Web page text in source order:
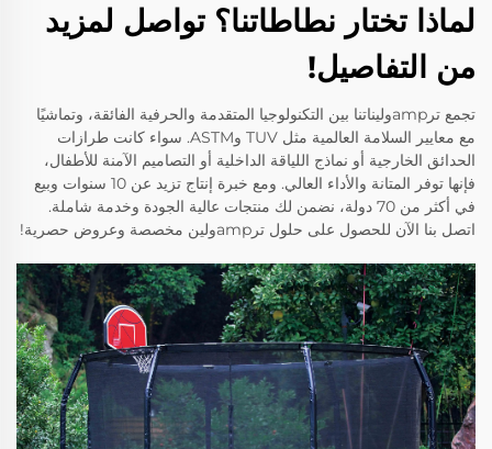
لماذا تختار نطاطاتنا؟ تواصل لمزيد
من التفاصيل!
تجمع ترampوليناتنا بين التكنولوجيا المتقدمة والحرفية الفائقة، وتماشيًا
مع معايير السلامة العالمية مثل TUV وASTM. سواء كانت طرازات
الحدائق الخارجية أو نماذج اللياقة الداخلية أو التصاميم الآمنة للأطفال،
فإنها توفر المتانة والأداء العالي. ومع خبرة إنتاج تزيد عن 10 سنوات وبيع
في أكثر من 70 دولة، نضمن لك منتجات عالية الجودة وخدمة شاملة.
اتصل بنا الآن للحصول على حلول ترampولين مخصصة وعروض حصرية!